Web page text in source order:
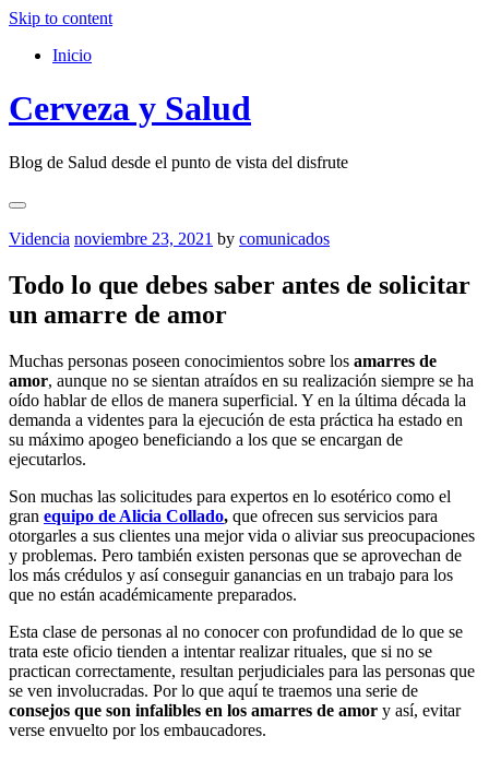
Skip to content
Inicio
Cerveza y Salud
Blog de Salud desde el punto de vista del disfrute
Videncia noviembre 23, 2021 by comunicados
Todo lo que debes saber antes de solicitar
un amarre de amor
Muchas personas poseen conocimientos sobre los amarres de
amor, aunque no se sientan atraídos en su realización siempre se ha
oído hablar de ellos de manera superficial. Y en la última década la
demanda a videntes para la ejecución de esta práctica ha estado en
su máximo apogeo beneficiando a los que se encargan de
ejecutarlos.
Son muchas las solicitudes para expertos en lo esotérico como el
gran equipo de Alicia Collado, que ofrecen sus servicios para
otorgarles a sus clientes una mejor vida o aliviar sus preocupaciones
y problemas. Pero también existen personas que se aprovechan de
los más crédulos y así conseguir ganancias en un trabajo para los
que no están académicamente preparados.
Esta clase de personas al no conocer con profundidad de lo que se
trata este oficio tienden a intentar realizar rituales, que si no se
practican correctamente, resultan perjudiciales para las personas que
se ven involucradas. Por lo que aquí te traemos una serie de
consejos que son infalibles en los amarres de amor y así, evitar
verse envuelto por los embaucadores.